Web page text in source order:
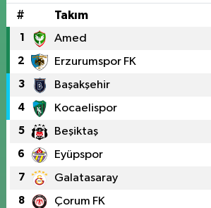
# Takım
1 Amed
2 Erzurumspor FK
3 Başakşehir
4 Kocaelispor
5 Beşiktaş
6 Eyüpspor
7 Galatasaray
8 Çorum FK